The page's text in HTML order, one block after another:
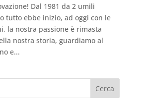
Dal 1981 da 2 umili
tutto ebbe inizio, ad oggi con le
la nostra passione è rimasta
nostra storia, guardiamo al
e...